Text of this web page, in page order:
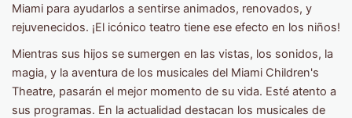
Miami para ayudarlos a sentirse animados, renovados, y
rejuvenecidos. ¡El icónico teatro tiene ese efecto en los niños!
Mientras sus hijos se sumergen en las vistas, los sonidos, la
magia, y la aventura de los musicales del Miami Children's
Theatre, pasarán el mejor momento de su vida. Esté atento a
sus programas. En la actualidad destacan los musicales de